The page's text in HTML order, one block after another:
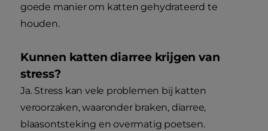
goede manier om katten gehydrateerd te
houden.
Kunnen katten diarree krijgen van
stress?
Ja. Stress kan vele problemen bij katten
veroorzaken, waaronder braken, diarree,
blaasontsteking en overmatig poetsen.